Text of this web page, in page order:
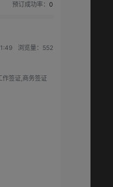
预订成功率： 0
浏览量： 552
作签证,商务签证